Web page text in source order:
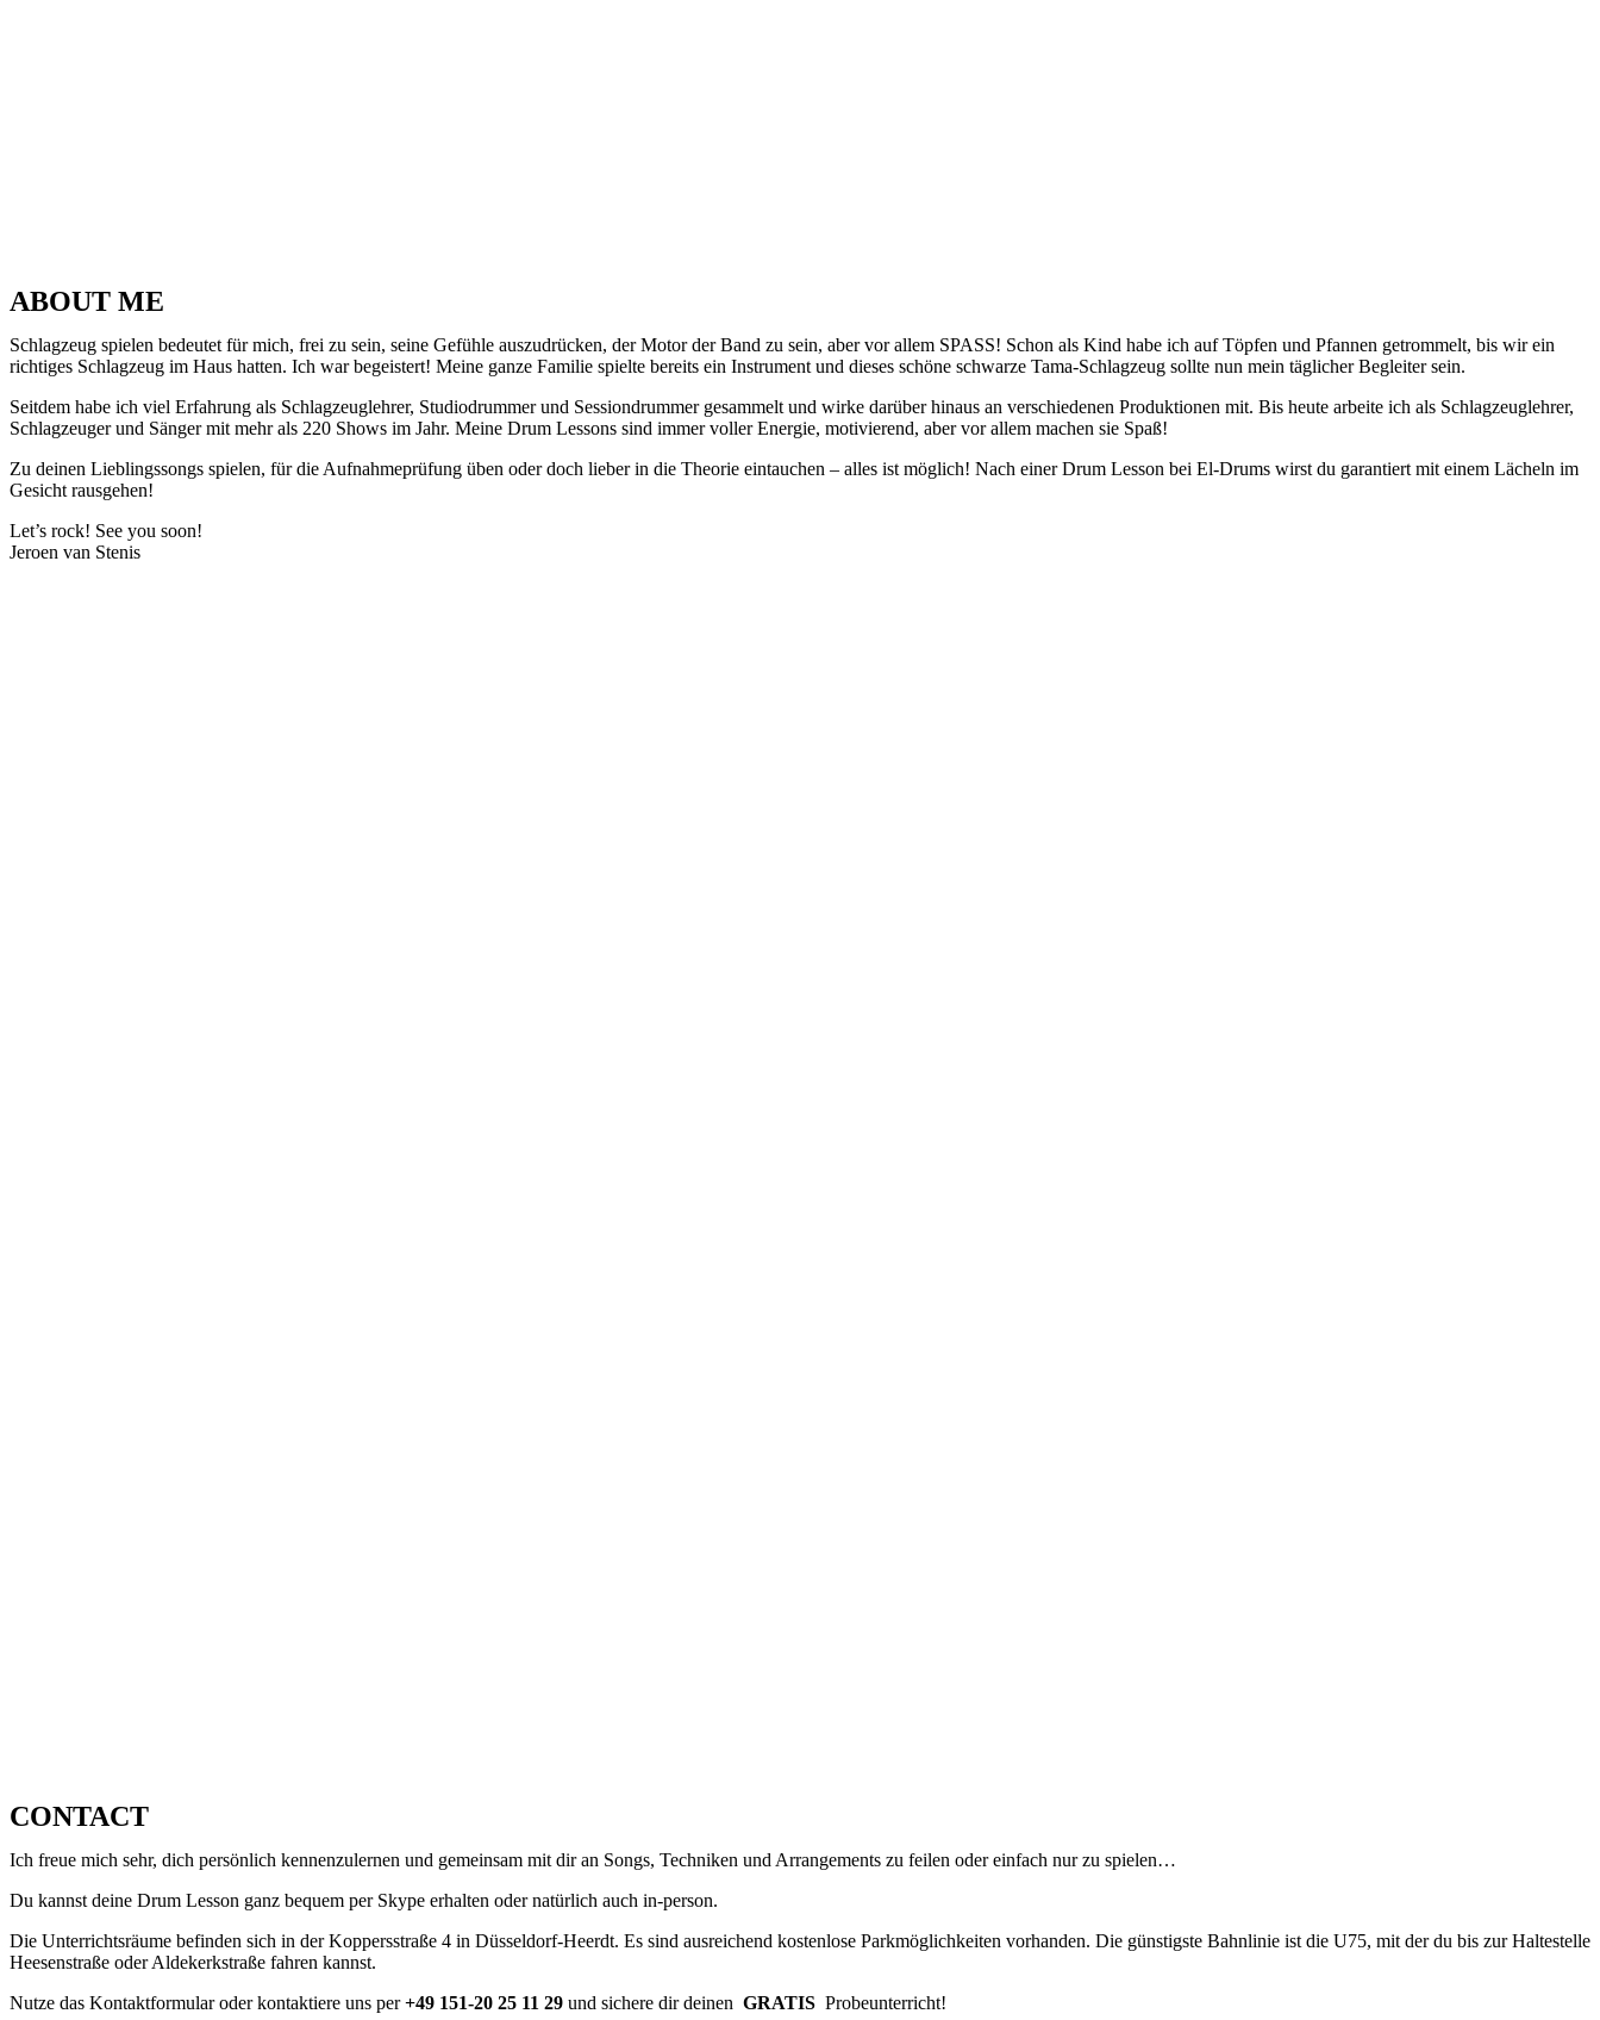
ABOUT ME
Schlagzeug spielen bedeutet für mich, frei zu sein, seine Gefühle auszudrücken, der Motor der Band zu sein, aber vor allem SPASS! Schon als Kind habe ich auf Töpfen und Pfannen getrommelt, bis wir ein
richtiges Schlagzeug im Haus hatten. Ich war begeistert! Meine ganze Familie spielte bereits ein Instrument und dieses schöne schwarze Tama-Schlagzeug sollte nun mein täglicher Begleiter sein.
Seitdem habe ich viel Erfahrung als Schlagzeuglehrer, Studiodrummer und Sessiondrummer gesammelt und wirke darüber hinaus an verschiedenen Produktionen mit. Bis heute arbeite ich als Schlagzeuglehrer,
Schlagzeuger und Sänger mit mehr als 220 Shows im Jahr. Meine Drum Lessons sind immer voller Energie, motivierend, aber vor allem machen sie Spaß!
Zu deinen Lieblingssongs spielen, für die Aufnahmeprüfung üben oder doch lieber in die Theorie eintauchen – alles ist möglich! Nach einer Drum Lesson bei El-Drums wirst du garantiert mit einem Lächeln im
Gesicht rausgehen!
Let’s rock! See you soon!
Jeroen van Stenis
CONTACT
Ich freue mich sehr, dich persönlich kennenzulernen und gemeinsam mit dir an Songs, Techniken und Arrangements zu feilen oder einfach nur zu spielen…
Du kannst deine Drum Lesson ganz bequem per Skype erhalten oder natürlich auch in-person.
Die Unterrichtsräume befinden sich in der Koppersstraße 4 in Düsseldorf-Heerdt. Es sind ausreichend kostenlose Parkmöglichkeiten vorhanden. Die günstigste Bahnlinie ist die U75, mit der du bis zur Haltestelle
Heesenstraße oder Aldekerkstraße fahren kannst.
Nutze das Kontaktformular oder kontaktiere uns per+49 151-20 25 11 29 und sichere dir deinen GRATIS Probeunterricht!